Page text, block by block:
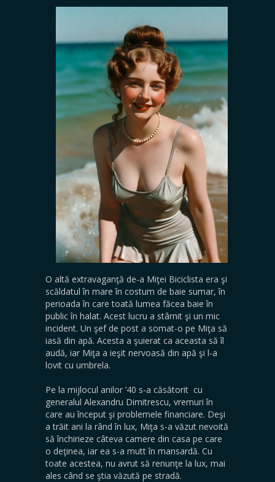
O altă extravaganţă de-a Miţei Biciclista era şi
scăldatul în mare în costum de baie sumar, în
perioada în care toată lumea făcea baie în
public în halat. Acest lucru a stârnit şi un mic
incident. Un şef de post a somat-o pe Miţa să
iasă din apă. Acesta a şuierat ca aceasta să îl
audă, iar Miţa a ieşit nervoasă din apă şi l-a
lovit cu umbrela.
Pe la mijlocul anilor ’40 s-a căsătorit cu
generalul Alexandru Dimitrescu, vremuri în
care au început şi problemele financiare. Deşi
a trăit ani la rând în lux, Miţa s-a văzut nevoită
să închirieze câteva camere din casa pe care
o deţinea, iar ea s-a mutt în mansardă. Cu
toate acestea, nu avrut să renunţe la lux, mai
ales când se ştia văzută pe stradă.